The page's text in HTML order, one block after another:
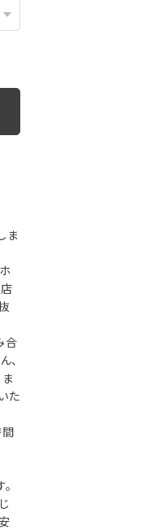
ま
合
、
た
間